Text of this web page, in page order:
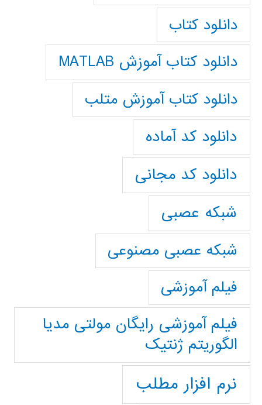
دانلود کتاب
دانلود کتاب آموزش MATLAB
دانلود کتاب آموزش متلب
دانلود کد آماده
دانلود کد مجانی
شبکه عصبی
شبکه عصبی مصنوعی
فیلم آموزشی
فیلم آموزشی رایگان مولتی مدیا
الگوریتم ژنتیک
نرم افزار مطلب